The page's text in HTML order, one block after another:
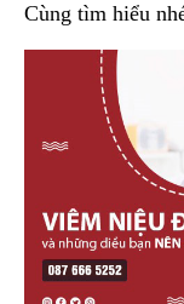
Cùng tìm hiểu